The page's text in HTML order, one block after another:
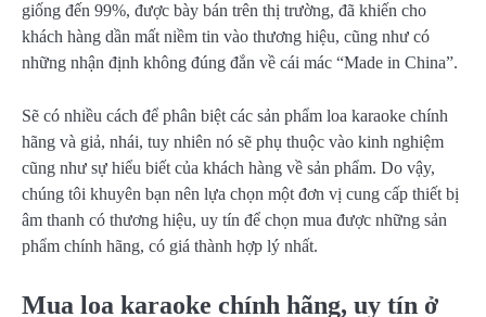
giống đến 99%, được bày bán trên thị trường, đã khiến cho
khách hàng dần mất niềm tin vào thương hiệu, cũng như có
những nhận định không đúng đắn về cái mác “Made in China”.
Sẽ có nhiều cách để phân biệt các sản phẩm loa karaoke chính
hãng và giả, nhái, tuy nhiên nó sẽ phụ thuộc vào kinh nghiệm
cũng như sự hiểu biết của khách hàng về sản phẩm. Do vậy,
chúng tôi khuyên bạn nên lựa chọn một đơn vị cung cấp thiết bị
âm thanh có thương hiệu, uy tín để chọn mua được những sản
phẩm chính hãng, có giá thành hợp lý nhất.
Mua loa karaoke chính hãng, uy tín ở